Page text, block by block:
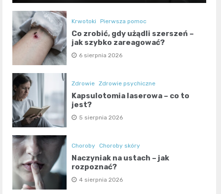
Krwotoki Pierwsza pomoc
Co zrobić, gdy użądli szerszeń –
jak szybko zareagować?
6 sierpnia 2026
Zdrowie Zdrowie psychiczne
Kapsulotomia laserowa – co to
jest?
5 sierpnia 2026
Choroby Choroby skóry
Naczyniak na ustach – jak
rozpoznać?
4 sierpnia 2026